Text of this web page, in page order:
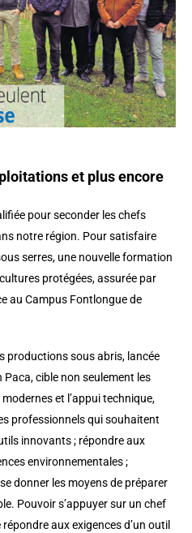
et plus encore
pour seconder les chefs
notre région. Pour satisfaire
serres, une nouvelle formation
protégées, assurée par
au Campus Fontlongue de
productions sous abris, lancée
cible non seulement les
et l’appui technique,
professionnels qui souhaitent
innovants ; répondre aux
environnementales ;
donner les moyens de préparer
Pouvoir s’appuyer sur un chef
aux exigences d’un outil